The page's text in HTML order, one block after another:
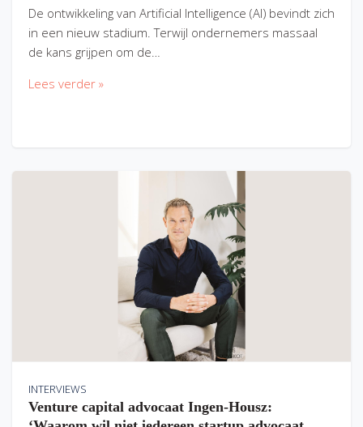
De ontwikkeling van Artificial Intelligence (AI) bevindt zich
in een nieuw stadium. Terwijl ondernemers massaal
de kans grijpen om de…
Lees verder »
INTERVIEWS
Venture capital advocaat Ingen-Housz: